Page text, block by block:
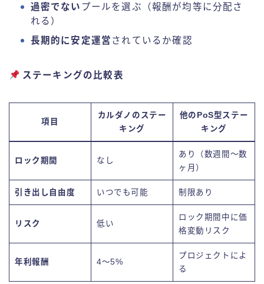
過密でない プールを選ぶ（報酬が均等に分配さ
れる）
長期的に安定運営 されているか確認
ステーキングの比較表
項目
カルダノのステー
キング
他のPoS型ステー
キング
ロック期間 なし
あり（数週間～数
ヶ月）
引き出し自由度 いつでも可能 制限あり
リスク 低い
ロック期間中に価
格変動リスク
年利報酬 4～5%
プロジェクトによ
る